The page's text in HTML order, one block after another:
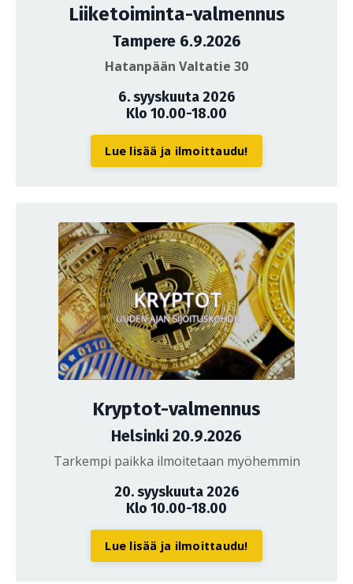
Liiketoiminta-valmennus
Tampere 6.9.2026
Hatanpään Valtatie 30
6. syyskuuta 2026
Klo 10.00-18.00
Lue lisää ja ilmoittaudu!
Kryptot-valmennus
Helsinki 20.9.2026
Tarkempi paikka ilmoitetaan myöhemmin
20. syyskuuta 2026
Klo 10.00-18.00
Lue lisää ja ilmoittaudu!